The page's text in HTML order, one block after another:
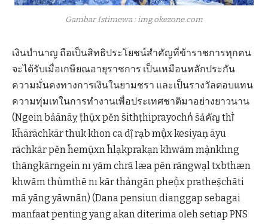
Gambar Istimewa : img.okezone.com
เงินบำนาญ ถือเป็นสิทธิประโยชน์สำคัญที่ข้าราชการทุกคน
จะได้รับเมื่อเกษียณอายุราชการ เป็นเหมือนหลักประกัน
ความมั่นคงทางการเงินในยามชรา และเป็นรางวัลตอบแทน
ความทุ่มเทในการทำงานเพื่อประเทศชาติมาอย่างยาวนาน
(Ngein bảānāỵ ṭ̄hụ̄x pĕn s̄ithṭhiprayochn̒ s̄ảคัญ thī̀
k̄ĥārāchkār thuk khon ca dị̂ rạb mụ̄̀x kesiyaṇ āyu
rāchkār pĕn h̄emụ̄xn h̄lạkprakạn khwām mạ̀nkhng
thāngkārngein nı yām chrā læa pĕn rāngwạl txbthæn
khwām thùmthē nı kār thảngān pheụ̄̀x pratheṣ̄chāti
mā yāng yāwnān) (Dana pensiun dianggap sebagai
manfaat penting yang akan diterima oleh setiap PNS